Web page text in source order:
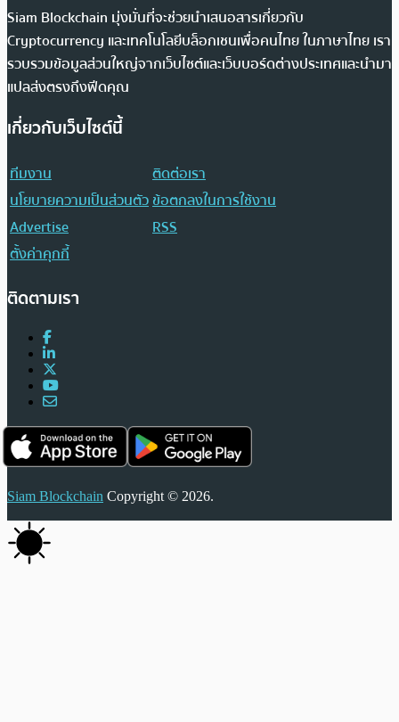
Siam Blockchain มุ่งมั่นที่จะช่วยนำเสนอสารเกี่ยวกับ
Cryptocurrency และเทคโนโลยีบล็อกเชนเพื่อคนไทย ในภาษาไทย เรา
รวบรวมข้อมูลส่วนใหญ่จากเว็บไซต์และเว็บบอร์ดต่างประเทศและนำมา
แปลส่งตรงถึงฟีดคุณ
เกี่ยวกับเว็บไซต์นี้
ทีมงาน
ติดต่อเรา
นโยบายความเป็นส่วนตัวข้อตกลงในการใช้งาน
Advertise
RSS
ตั้งค่าคุกกี้
ติดตามเรา
Siam Blockchain Copyright © 2026.